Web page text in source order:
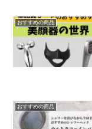
おすすめの商品
おすすめの商品